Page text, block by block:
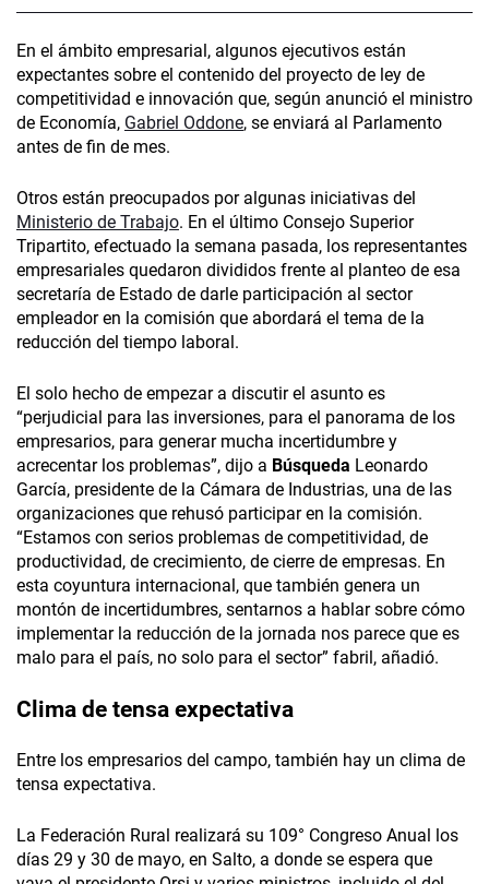
En el ámbito empresarial, algunos ejecutivos están
expectantes sobre el contenido del proyecto de ley de
competitividad e innovación que, según anunció el ministro
de Economía, Gabriel Oddone, se enviará al Parlamento
antes de fin de mes.
Otros están preocupados por algunas iniciativas del
Ministerio de Trabajo. En el último Consejo Superior
Tripartito, efectuado la semana pasada, los representantes
empresariales quedaron divididos frente al planteo de esa
secretaría de Estado de darle participación al sector
empleador en la comisión que abordará el tema de la
reducción del tiempo laboral.
El solo hecho de empezar a discutir el asunto es
“perjudicial para las inversiones, para el panorama de los
empresarios, para generar mucha incertidumbre y
acrecentar los problemas”, dijo a Búsqueda Leonardo
García, presidente de la Cámara de Industrias, una de las
organizaciones que rehusó participar en la comisión.
“Estamos con serios problemas de competitividad, de
productividad, de crecimiento, de cierre de empresas. En
esta coyuntura internacional, que también genera un
montón de incertidumbres, sentarnos a hablar sobre cómo
implementar la reducción de la jornada nos parece que es
malo para el país, no solo para el sector” fabril, añadió.
Clima de tensa expectativa
Entre los empresarios del campo, también hay un clima de
tensa expectativa.
La Federación Rural realizará su 109° Congreso Anual los
días 29 y 30 de mayo, en Salto, a donde se espera que